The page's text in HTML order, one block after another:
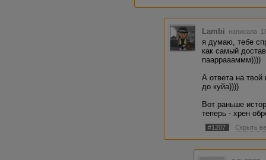
Lambi написала
я думаю, тебе
как самый
паарраааммм))))
А ответа на твой
до куйа))))
Вот раньше
теперь - хрен
#1207 Скрыть